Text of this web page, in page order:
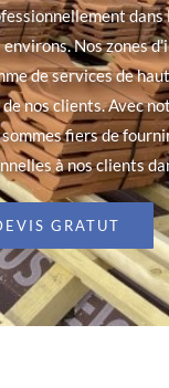
dans
Nos zones
de services de
nos clients. Avec
fiers de
à nos clients
GRATUT